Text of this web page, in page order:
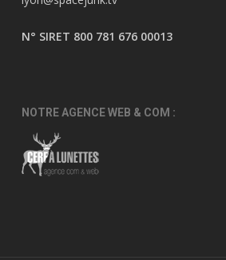
N° SIRET 800 781 676 00013
NOTRE AGENCE WEB & COM :